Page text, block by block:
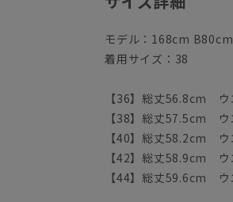
モデル：168cm
着用サイズ：38
【36】総丈56.8cm
【38】総丈57.5cm
【40】総丈58.2cm
【42】総丈58.9cm
【44】総丈59.6cm